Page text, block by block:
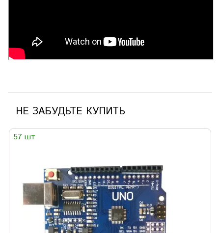
НЕ ЗАБУДЬТЕ КУПИТЬ
57 шт